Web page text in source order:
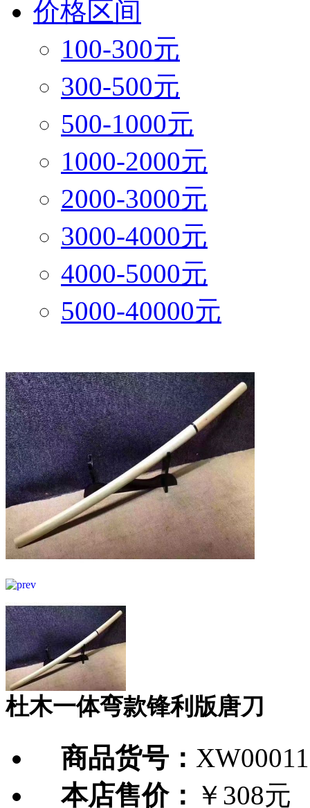
价格区间
100-300元
300-500元
500-1000元
1000-2000元
2000-3000元
3000-4000元
4000-5000元
5000-40000元
杜木一体弯款锋利版唐刀
商品货号：
本店售价： ￥308元